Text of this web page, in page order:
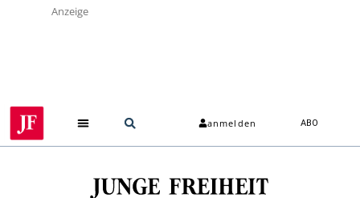
Anzeige
anmelden ABO